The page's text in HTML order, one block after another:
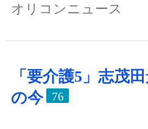
オリコンニュース
「要介護5」志茂
の今
76